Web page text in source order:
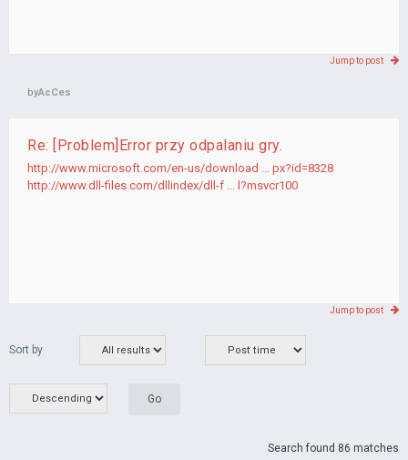
Jump to post
byAcCes
Re: [Problem]Error przy odpalaniu gry.
http://www.microsoft.com/en-us/download ... px?id=8328
http://www.dll-files.com/dllindex/dll-f ... l?msvcr100
Jump to post
Sort by
Search found 86 matches